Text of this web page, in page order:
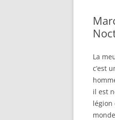
La
c’est
il est
légion